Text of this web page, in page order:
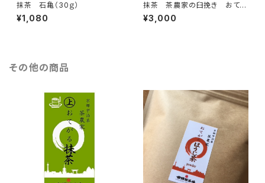
抹茶 石亀（30ｇ）
¥1,080
抹茶 茶農家の臼挽き おてが
る抹茶400ｇ(200g×2)
¥3,000
その他の商品